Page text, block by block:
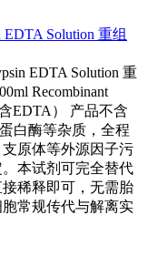
EDTA Solution 重组
EDTA Solution 重
Recombinant
EDTA） 产品不含
白酶等杂质，全程
原体等外源因子污
本试剂可完全替代
稀释即可，无需胎
常规传代与解离实